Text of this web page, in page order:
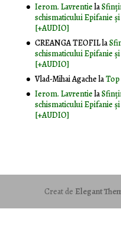
Ierom. Lavrentiela
schismaticului Epifanie
[+AUDIO]
CREANGA TEOFILla
schismaticului Epifanie
[+AUDIO]
Vlad-Mihai AgachelaTop
Ierom. Lavrentiela
schismaticului Epifanie
[+AUDIO]
Creat de Elegant